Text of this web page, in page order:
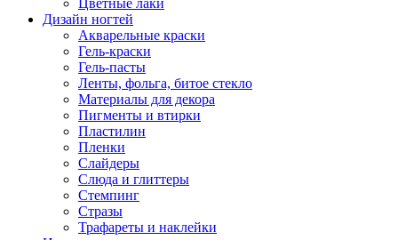
Цветные лаки
Дизайн ногтей
Акварельные краски
Гель-краски
Гель-пасты
Ленты, фольга, битое стекло
Материалы для декора
Пигменты и втирки
Пластилин
Пленки
Слайдеры
Слюда и глиттеры
Стемпинг
Стразы
Трафареты и наклейки